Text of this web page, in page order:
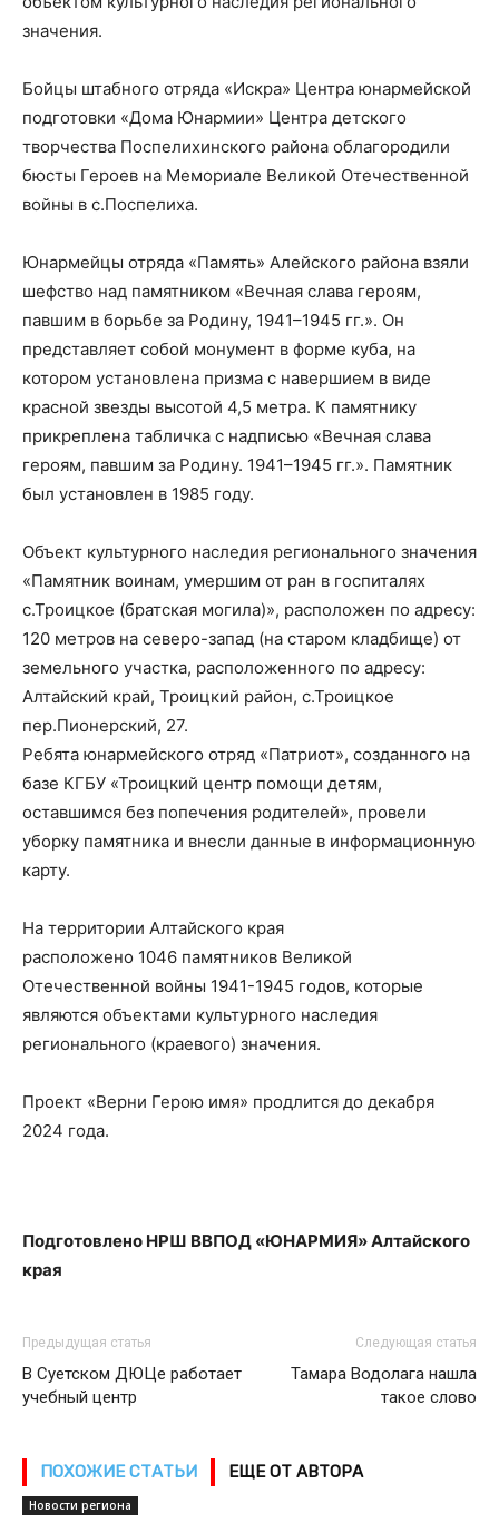
значения.
Бойцы штабного отряда «Искра» Центра юнармейской
подготовки «Дома Юнармии» Центра детского
творчества Поспелихинского района облагородили
бюсты Героев на Мемориале Великой Отечественной
войны в с.Поспелиха.
Юнармейцы отряда «Память» Алейского района взяли
шефство над памятником «Вечная слава героям,
павшим в борьбе за Родину, 1941–1945 гг.». Он
представляет собой монумент в форме куба, на
котором установлена призма с навершием в виде
красной звезды высотой 4,5 метра. К памятнику
прикреплена табличка с надписью «Вечная слава
героям, павшим за Родину. 1941–1945 гг.». Памятник
был установлен в 1985 году.
Объект культурного наследия регионального значения
«Памятник воинам, умершим от ран в госпиталях
с.Троицкое (братская могила)», расположен по адресу:
120 метров на северо-запад (на старом кладбище) от
земельного участка, расположенного по адресу:
Алтайский край, Троицкий район, с.Троицкое
пер.Пионерский, 27.
Ребята юнармейского отряд «Патриот», созданного на
базе КГБУ «Троицкий центр помощи детям,
оставшимся без попечения родителей», провели
уборку памятника и внесли данные в информационную
карту.
На территории Алтайского края
расположено 1046 памятников Великой
Отечественной войны 1941-1945 годов, которые
являются объектами культурного наследия
регионального (краевого) значения.
Проект «Верни Герою имя» продлится до декабря
2024 года.
Подготовлено НРШ ВВПОД «ЮНАРМИЯ» Алтайского
края
Предыдущая статья
В Суетском ДЮЦе работает
учебный центр
Следующая статья
Тамара Водолага нашла
такое слово
ПОХОЖИЕ СТАТЬИ ЕЩЕ ОТ АВТОРА
Новости региона